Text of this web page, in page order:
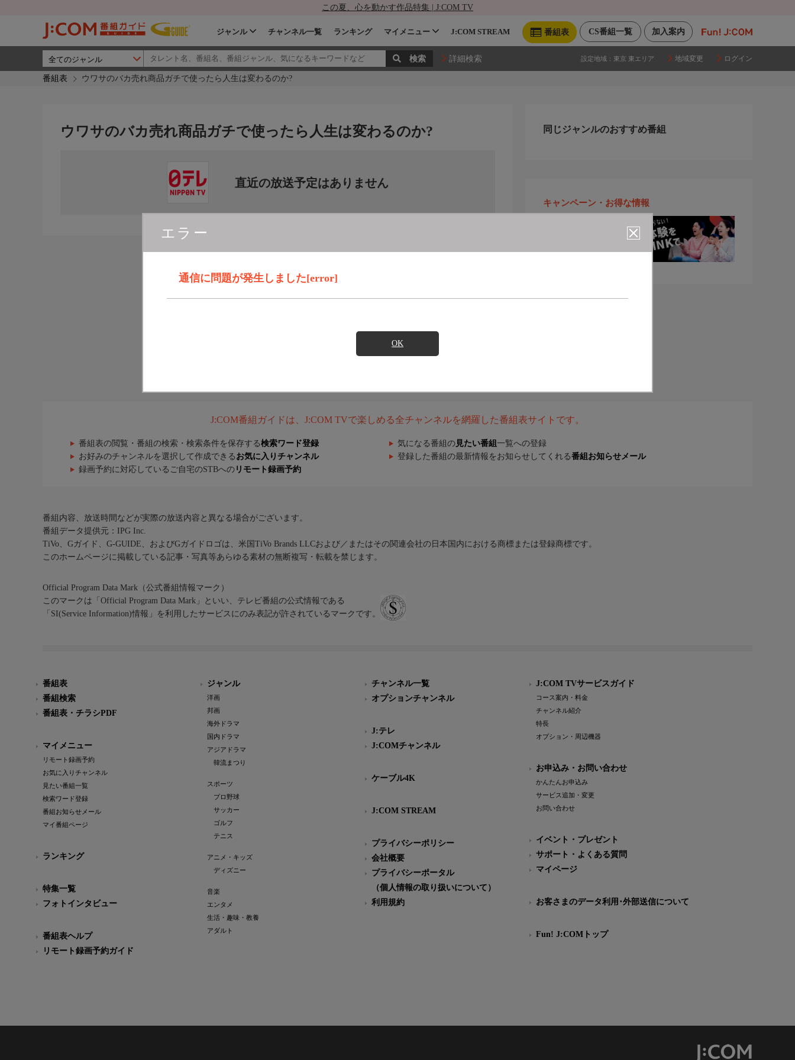
この夏、心を動かす作品特集 | J:COM TV
加入案内
CS番組一覧
番組表
ジャンル チャンネル一覧 ランキング マイメニュー J:COM STREAM
詳細検索 設定地域： 東京 東エリア 地域変更 ログイン
番組表 ウワサのバカ売れ商品ガチで使ったら人生は変わるのか?
エラー
通信に問題が発生しました[error]
OK
ウワサのバカ売れ商品ガチで使ったら人生は変わるのか?
直近の放送予定はありません
同じジャンルのおすすめ番組
キャンペーン・お得な情報
J:COM番組ガイドは、J:COM TVで楽しめる全チャンネルを網羅した番組表サイトです。
番組表の閲覧・番組の検索・検索条件を保存する検索ワード登録 気になる番組の 見たい番組 一覧への登録
お好みのチャンネルを選択して作成できる お気に入りチャンネル 登録した番組の最新情報をお知らせしてくれる番組お知らせメール
録画予約に対応しているご自宅のSTBへの リモート録画予約
番組内容、放送時間などが実際の放送内容と異なる場合がございます。
番組データ提供元：IPG Inc.
TiVo、Gガイド、G-GUIDE、およびGガイドロゴは、米国TiVo Brands LLCおよび／またはその関連会社の日本国内における商標または登録商標です。
このホームページに掲載している記事・写真等あらゆる素材の無断複写・転載を禁じます。
Official Program Data Mark（公式番組情報マーク）
このマークは「Official Program Data Mark」といい、テレビ番組の公式情報である
「SI(Service Information)情報」を利用したサービスにのみ表記が許されているマークです。
番組表
番組検索
番組表・チラシPDF
マイメニュー
リモート録画予約
お気に入りチャンネル
見たい番組一覧
検索ワード登録
番組お知らせメール
マイ番組ページ
ランキング
特集一覧
フォトインタビュー
番組表ヘルプ
リモート録画予約ガイド
ジャンル
洋画
邦画
海外ドラマ
国内ドラマ
アジアドラマ
韓流まつり
スポーツ
プロ野球
サッカー
ゴルフ
テニス
アニメ・キッズ
ディズニー
音楽
エンタメ
生活・趣味・教養
アダルト
チャンネル一覧
オプションチャンネル
J:テレ
J:COMチャンネル
ケーブル4K
J:COM STREAM
プライバシーポリシー
会社概要
プライバシーポータル
（個人情報の取り扱いについて）
利用規約
J:COM TVサービスガイド
コース案内・料金
チャンネル紹介
特長
オプション・周辺機器
お申込み・お問い合わせ
かんたんお申込み
サービス追加・変更
お問い合わせ
イベント・プレゼント
サポート・よくある質問
マイページ
お客さまのデータ利用･外部送信について
Fun! J:COMトップ